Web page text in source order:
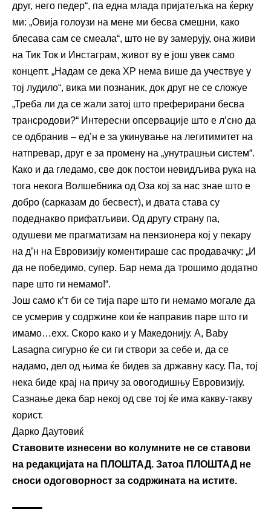
друг, него педер“, па една млада пријатељка на ќерку
ми: „Овија голоузи на мене ми бесва смешни, како
блесава сам се смеала“, што не ву замерују, она живи
на Тик Ток и Инстаграм, живот ву е још увек само
концепт. „Надам се дека ХР нема више да учествуе у
тој лудило“, вика ми познаник, док друг не се сложуе
„Треба ли да се жали затој што преферирани бесва
трансродови?“ Интересни опсервације што е л’сно да
се одбранив – ед’н е за укинување на легитимитет на
натпревар, друг е за промену на „унутрашњи систем“.
Како и да гледамо, све док постои невидљива рука на
тога некога Волшебника од Оза кој за нас знае што е
добро (сарказам до бесвест), и двата става су
подеднакво прифатљиви. Од другу страну па,
одушеви ме прагматизам на пензионера кој у пекару
на д’н на Евровизију коментираше сас продавачку: „И
да не победимо, супер. Бар нема да трошимо додатно
паре што ги немамо!“.
Још само к’т би се тија паре што ги немамо могале да
се усмерив у содржине кои ќе направив паре што ги
имамо…ехх. Скоро како и у Македонију. А, Baby
Lasagna сигурно ќе си ги створи за себе и, да се
надамо, дел од њима ќе бидев за државну касу. Па, тој
нека биде крај на причу за овогодишњу Евровизију.
Сазнање дека бар некој од све тој ќе има какву-такву
корист.
Дарко Даутовиќ
Ставовите изнесени во колумните не се ставови
на редакцијата на ПЛОШТАД. Затоа ПЛОШТАД не
сноси одоговорност за содржината на истите.